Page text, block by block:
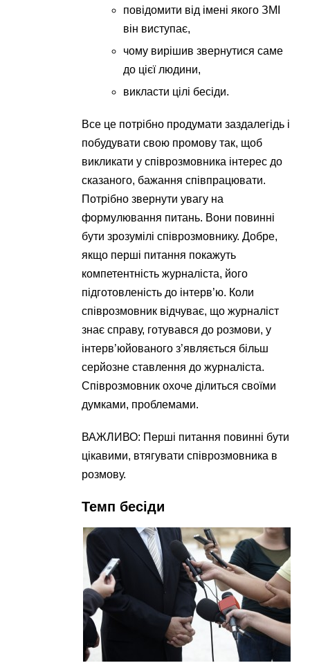
повідомити від імені якого ЗМІ
він виступає,
чому вирішив звернутися саме
до цієї людини,
викласти цілі бесіди.
Все це потрібно продумати заздалегідь і
побудувати свою промову так, щоб
викликати у співрозмовника інтерес до
сказаного, бажання співпрацювати.
Потрібно звернути увагу на
формулювання питань. Вони повинні
бути зрозумілі співрозмовнику. Добре,
якщо перші питання покажуть
компетентність журналіста, його
підготовленість до інтерв’ю. Коли
співрозмовник відчуває, що журналіст
знає справу, готувався до розмови, у
інтерв’юйованого з’являється більш
серйозне ставлення до журналіста.
Співрозмовник охоче ділиться своїми
думками, проблемами.
ВАЖЛИВО: Перші питання повинні бути
цікавими, втягувати співрозмовника в
розмову.
Темп бесіди